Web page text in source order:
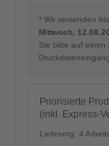
* Wir versenden
Mittwoch,
Sie bitte auf einen
Priorisierte
(inkl. Express-
Lieferung: 4